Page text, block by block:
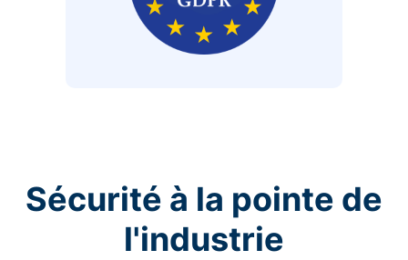
Sécurité à la pointe de
l'industrie